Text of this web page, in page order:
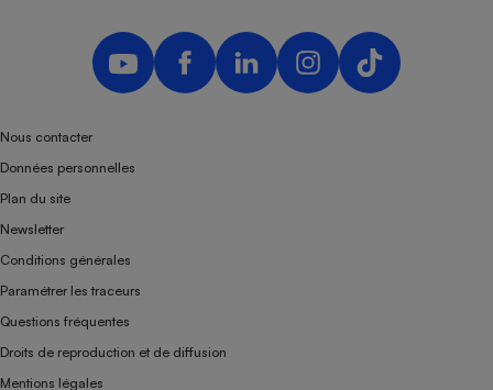
Nous contacter
Données personnelles
Plan du site
Newsletter
Conditions générales
Paramétrer les traceurs
Questions fréquentes
Droits de reproduction et de diffusion
Mentions légales